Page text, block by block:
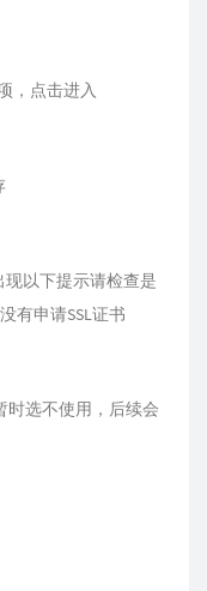
，点击进入
以下提示请检查是
有申请SSL证书
时选不使用，后续会